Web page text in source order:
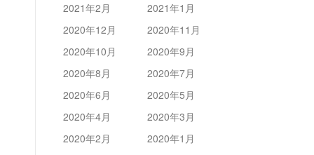
2021年2月
2021年1月
2020年12月
2020年11月
2020年10月
2020年9月
2020年8月
2020年7月
2020年6月
2020年5月
2020年4月
2020年3月
2020年2月
2020年1月